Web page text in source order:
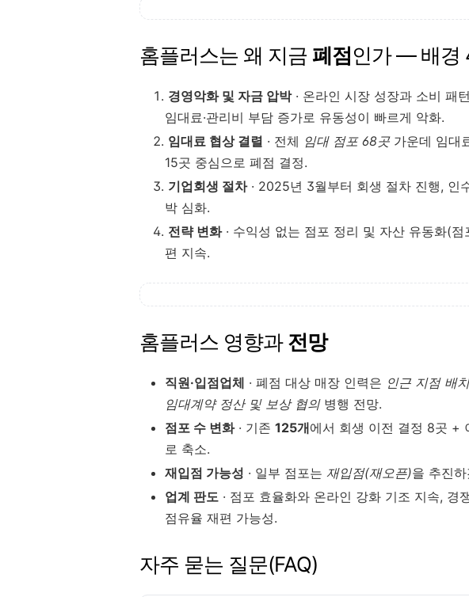
홈플러스는 왜 지금 폐점인가 — 배경
경영악화 및 자금 압박· 온라인 시장 성장과 소비 패
임대료·관리비 부담 증가로 유동성이 빠르게 악화.
임대료 협상 결렬 · 전체 임대 점포 68곳가운데 임대
15곳 중심으로 폐점 결정.
기업회생 절차· 2025년 3월부터 회생 절차 진행, 인
박 심화.
전략 변화· 수익성 없는 점포 정리 및 자산 유동화(
편 지속.
홈플러스 영향과전망
직원·입점업체 · 폐점 대상 매장 인력은 인근 지점 배치
임대계약 정산 및 보상 협의병행 전망.
점포 수 변화· 기존 125개에서 회생 이전 결정 8곳 +
로 축소.
재입점 가능성 · 일부 점포는 재입점(재오픈)을 추진
업계 판도 · 점포 효율화와 온라인 강화 기조 지속, 경
점유율 재편 가능성.
자주 묻는 질문(FAQ)